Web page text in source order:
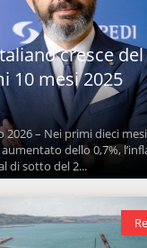
cresce del
10 mesi 2025
– Nei primi dieci
dello 0,7%,
di sotto del 2...